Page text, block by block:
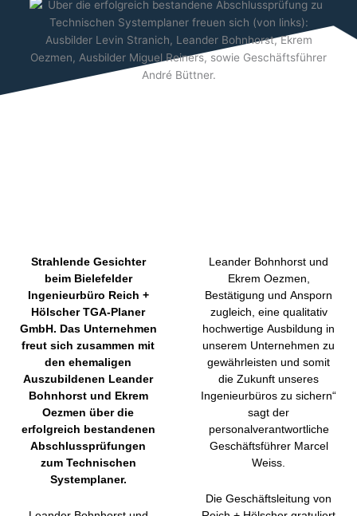
Strahlende Gesichter
beim Bielefelder
Ingenieurbüro Reich +
Hölscher TGA-Planer
GmbH. Das Unternehmen
freut sich zusammen mit
den ehemaligen
Auszubildenen Leander
Bohnhorst und Ekrem
Oezmen über die
erfolgreich bestandenen
Abschlussprüfungen
zum Technischen
Systemplaner.
Leander Bohnhorst und
Ekrem Oezmen,
Bestätigung und Ansporn
zugleich, eine qualitativ
hochwertige Ausbildung in
unserem Unternehmen zu
gewährleisten und somit
die Zukunft unseres
Ingenieurbüros zu sichern“
sagt der
personalverantwortliche
Geschäftsführer Marcel
Weiss.
Die Geschäftsleitung von